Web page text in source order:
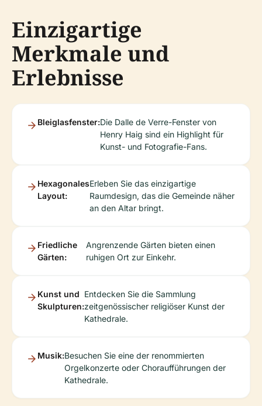
Einzigartige
Merkmale und
Erlebnisse
Bleiglasfenster:Die Dalle de Verre-Fenster von
Henry Haig sind ein Highlight für
Kunst- und Fotografie-Fans.
Hexagonales
Layout:
Erleben Sie das einzigartige
Raumdesign, das die Gemeinde näher
an den Altar bringt.
Friedliche
Gärten:
Angrenzende Gärten bieten einen
ruhigen Ort zur Einkehr.
Kunst und
Skulpturen:
Entdecken Sie die Sammlung
zeitgenössischer religiöser Kunst der
Kathedrale.
Musik:Besuchen Sie eine der renommierten
Orgelkonzerte oder Choraufführungen der
Kathedrale.